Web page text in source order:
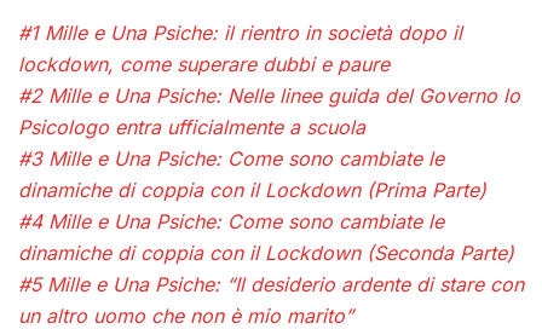
#1 Mille e Una Psiche: il rientro in società dopo il
lockdown, come superare dubbi e paure
#2 Mille e Una Psiche: Nelle linee guida del Governo lo
Psicologo entra ufficialmente a scuola
#3 Mille e Una Psiche: Come sono cambiate le
dinamiche di coppia con il Lockdown (Prima Parte)
#4 Mille e Una Psiche: Come sono cambiate le
dinamiche di coppia con il Lockdown (Seconda Parte)
#5 Mille e Una Psiche: “Il desiderio ardente di stare con
un altro uomo che non è mio marito”